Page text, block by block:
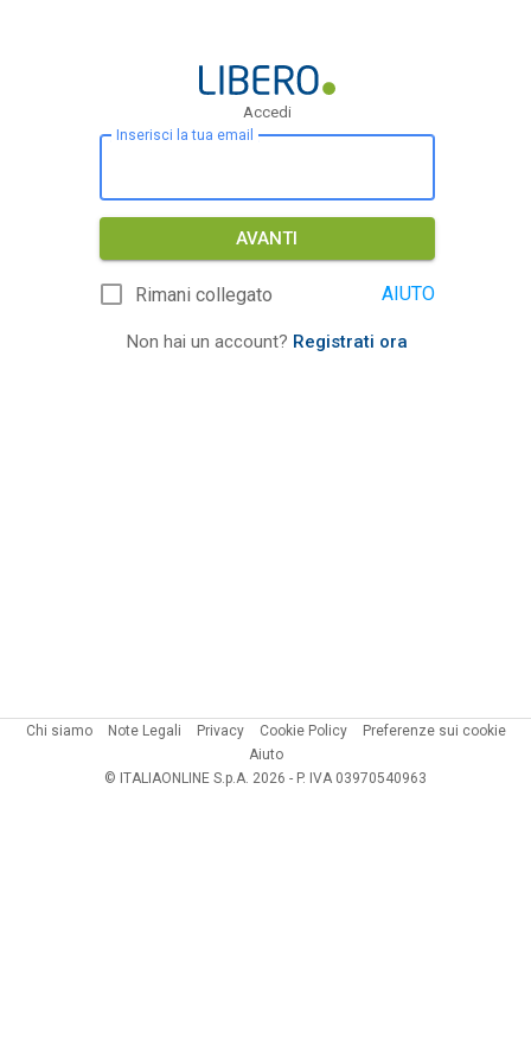
Accedi
Inserisci la tua email
AVANTI
Rimani collegato AIUTO
Non hai un account? Registrati ora
Chi siamo Note Legali Privacy Cookie Policy
Preferenze sui cookie
Aiuto
© ITALIAONLINE S.p.A. 2026 - P. IVA 03970540963